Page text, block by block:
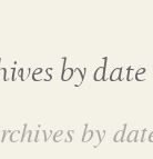
by date
by